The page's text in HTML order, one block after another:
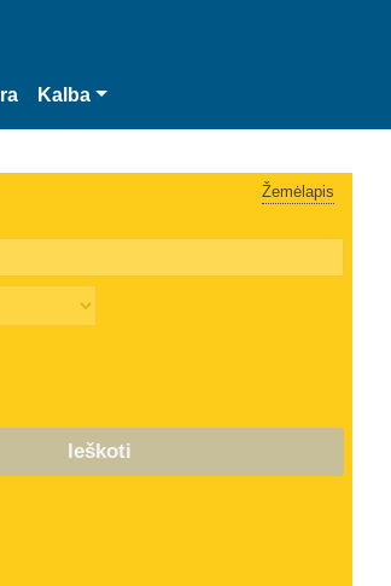
Kalba
Žemėlapis
Ieškoti